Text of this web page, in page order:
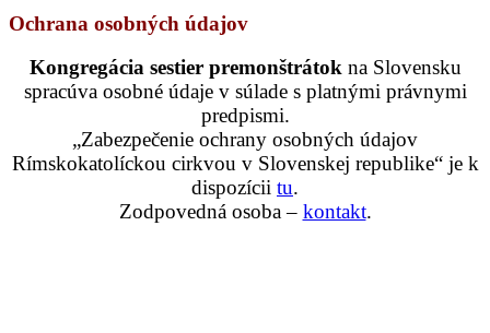
Ochrana osobných údajov
Kongregácia sestier premonštrátok na Slovensku
spracúva osobné údaje v súlade s platnými právnymi
predpismi.
„Zabezpečenie ochrany osobných údajov
Rímskokatolíckou cirkvou v Slovenskej republike“ je k
dispozícii tu.
Zodpovedná osoba – kontakt.